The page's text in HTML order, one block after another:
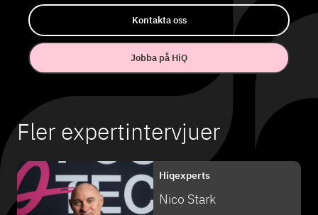
Kontakta oss
Jobba på HiQ
Fler expertintervjuer
Hiqexperts
Nico Stark